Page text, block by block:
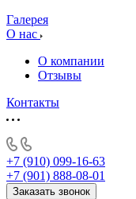
Галерея
О нас
О компании
Отзывы
Контакты
+7 (910) 099-16-63
+7 (901) 888-08-01
Заказать звонок